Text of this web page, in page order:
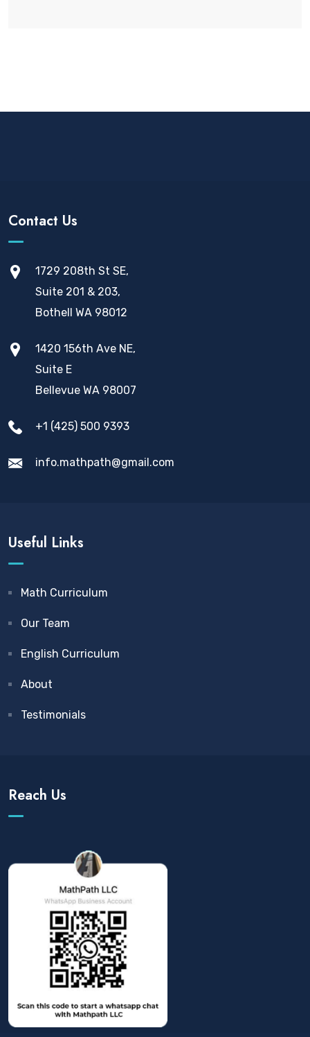
Contact Us
1729 208th St SE,
Suite 201 & 203,
Bothell WA 98012
1420 156th Ave NE,
Suite E
Bellevue WA 98007
+1 (425) 500 9393
info.mathpath@gmail.com
Useful Links
Math Curriculum
Our Team
English Curriculum
About
Testimonials
Reach Us